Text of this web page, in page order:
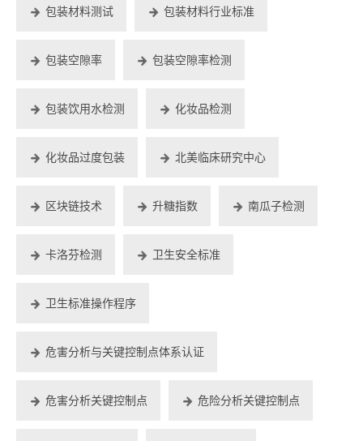
包装材料测试 包装材料行业标准
包装空隙率 包装空隙率检测
包装饮用水检测 化妆品检测
化妆品过度包装 北美临床研究中心
区块链技术 升糖指数 南瓜子检测
卡洛芬检测 卫生安全标准
卫生标准操作程序
危害分析与关键控制点体系认证
危害分析关键控制点 危险分析关键控制点